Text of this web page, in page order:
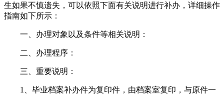
生如果不慎遗失，可以依照下面有关说明进行补办，详细操作
指南如下所示：
一、办理对象以及条件等相关说明：
二、办理程序：
三、重要说明：
1、毕业档案补办件为复印件，由档案室复印，与原件一